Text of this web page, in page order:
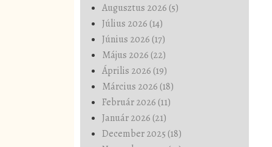
Augusztus 2026 (5)
Július 2026 (14)
Június 2026 (17)
Május 2026 (22)
Április 2026 (19)
Március 2026 (18)
Február 2026 (11)
Január 2026 (21)
December 2025 (18)